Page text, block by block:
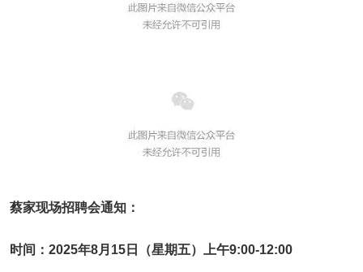
蔡家现场招聘会通知：
时间：2025年8月15日（星期五）上午9:00-12:00